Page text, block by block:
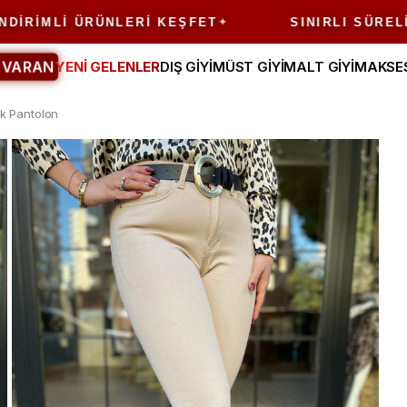
ÜRÜNLERI KEŞFET SINIRLI SÜRELI
VARANYENİ GELENLERDIŞ GİYİMÜST GİYİMALT GİYİM
Pantolon